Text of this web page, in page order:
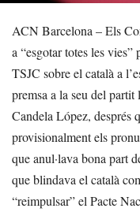
ACN Barcelona – Els
a “esgotar totes les vies”
TSJC sobre el català a
premsa a la seu del
Candela López, després
provisionalment els
que anul·lava bona part
que blindava el català
“reimpulsar” el Pacte